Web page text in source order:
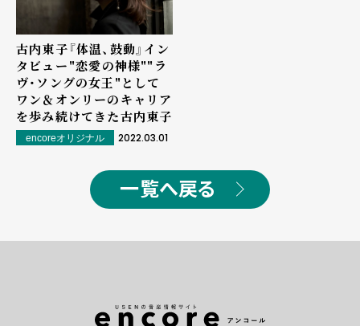
古内東子『体温、鼓動』イン
タビュー――"恋愛の神様""ラ
ヴ・ソングの女王"として
ワン＆オンリーのキャリア
を歩み続けてきた古内東子
encoreオリジナル 2022.03.01
一覧へ戻る